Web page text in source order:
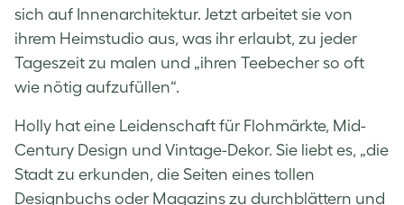
sich auf Innenarchitektur. Jetzt arbeitet sie von
ihrem Heimstudio aus, was ihr erlaubt, zu jeder
Tageszeit zu malen und „ihren Teebecher so oft
wie nötig aufzufüllen“.
Holly hat eine Leidenschaft für Flohmärkte, Mid-
Century Design und Vintage-Dekor. Sie liebt es, „die
Stadt zu erkunden, die Seiten eines tollen
Designbuchs oder Magazins zu durchblättern und